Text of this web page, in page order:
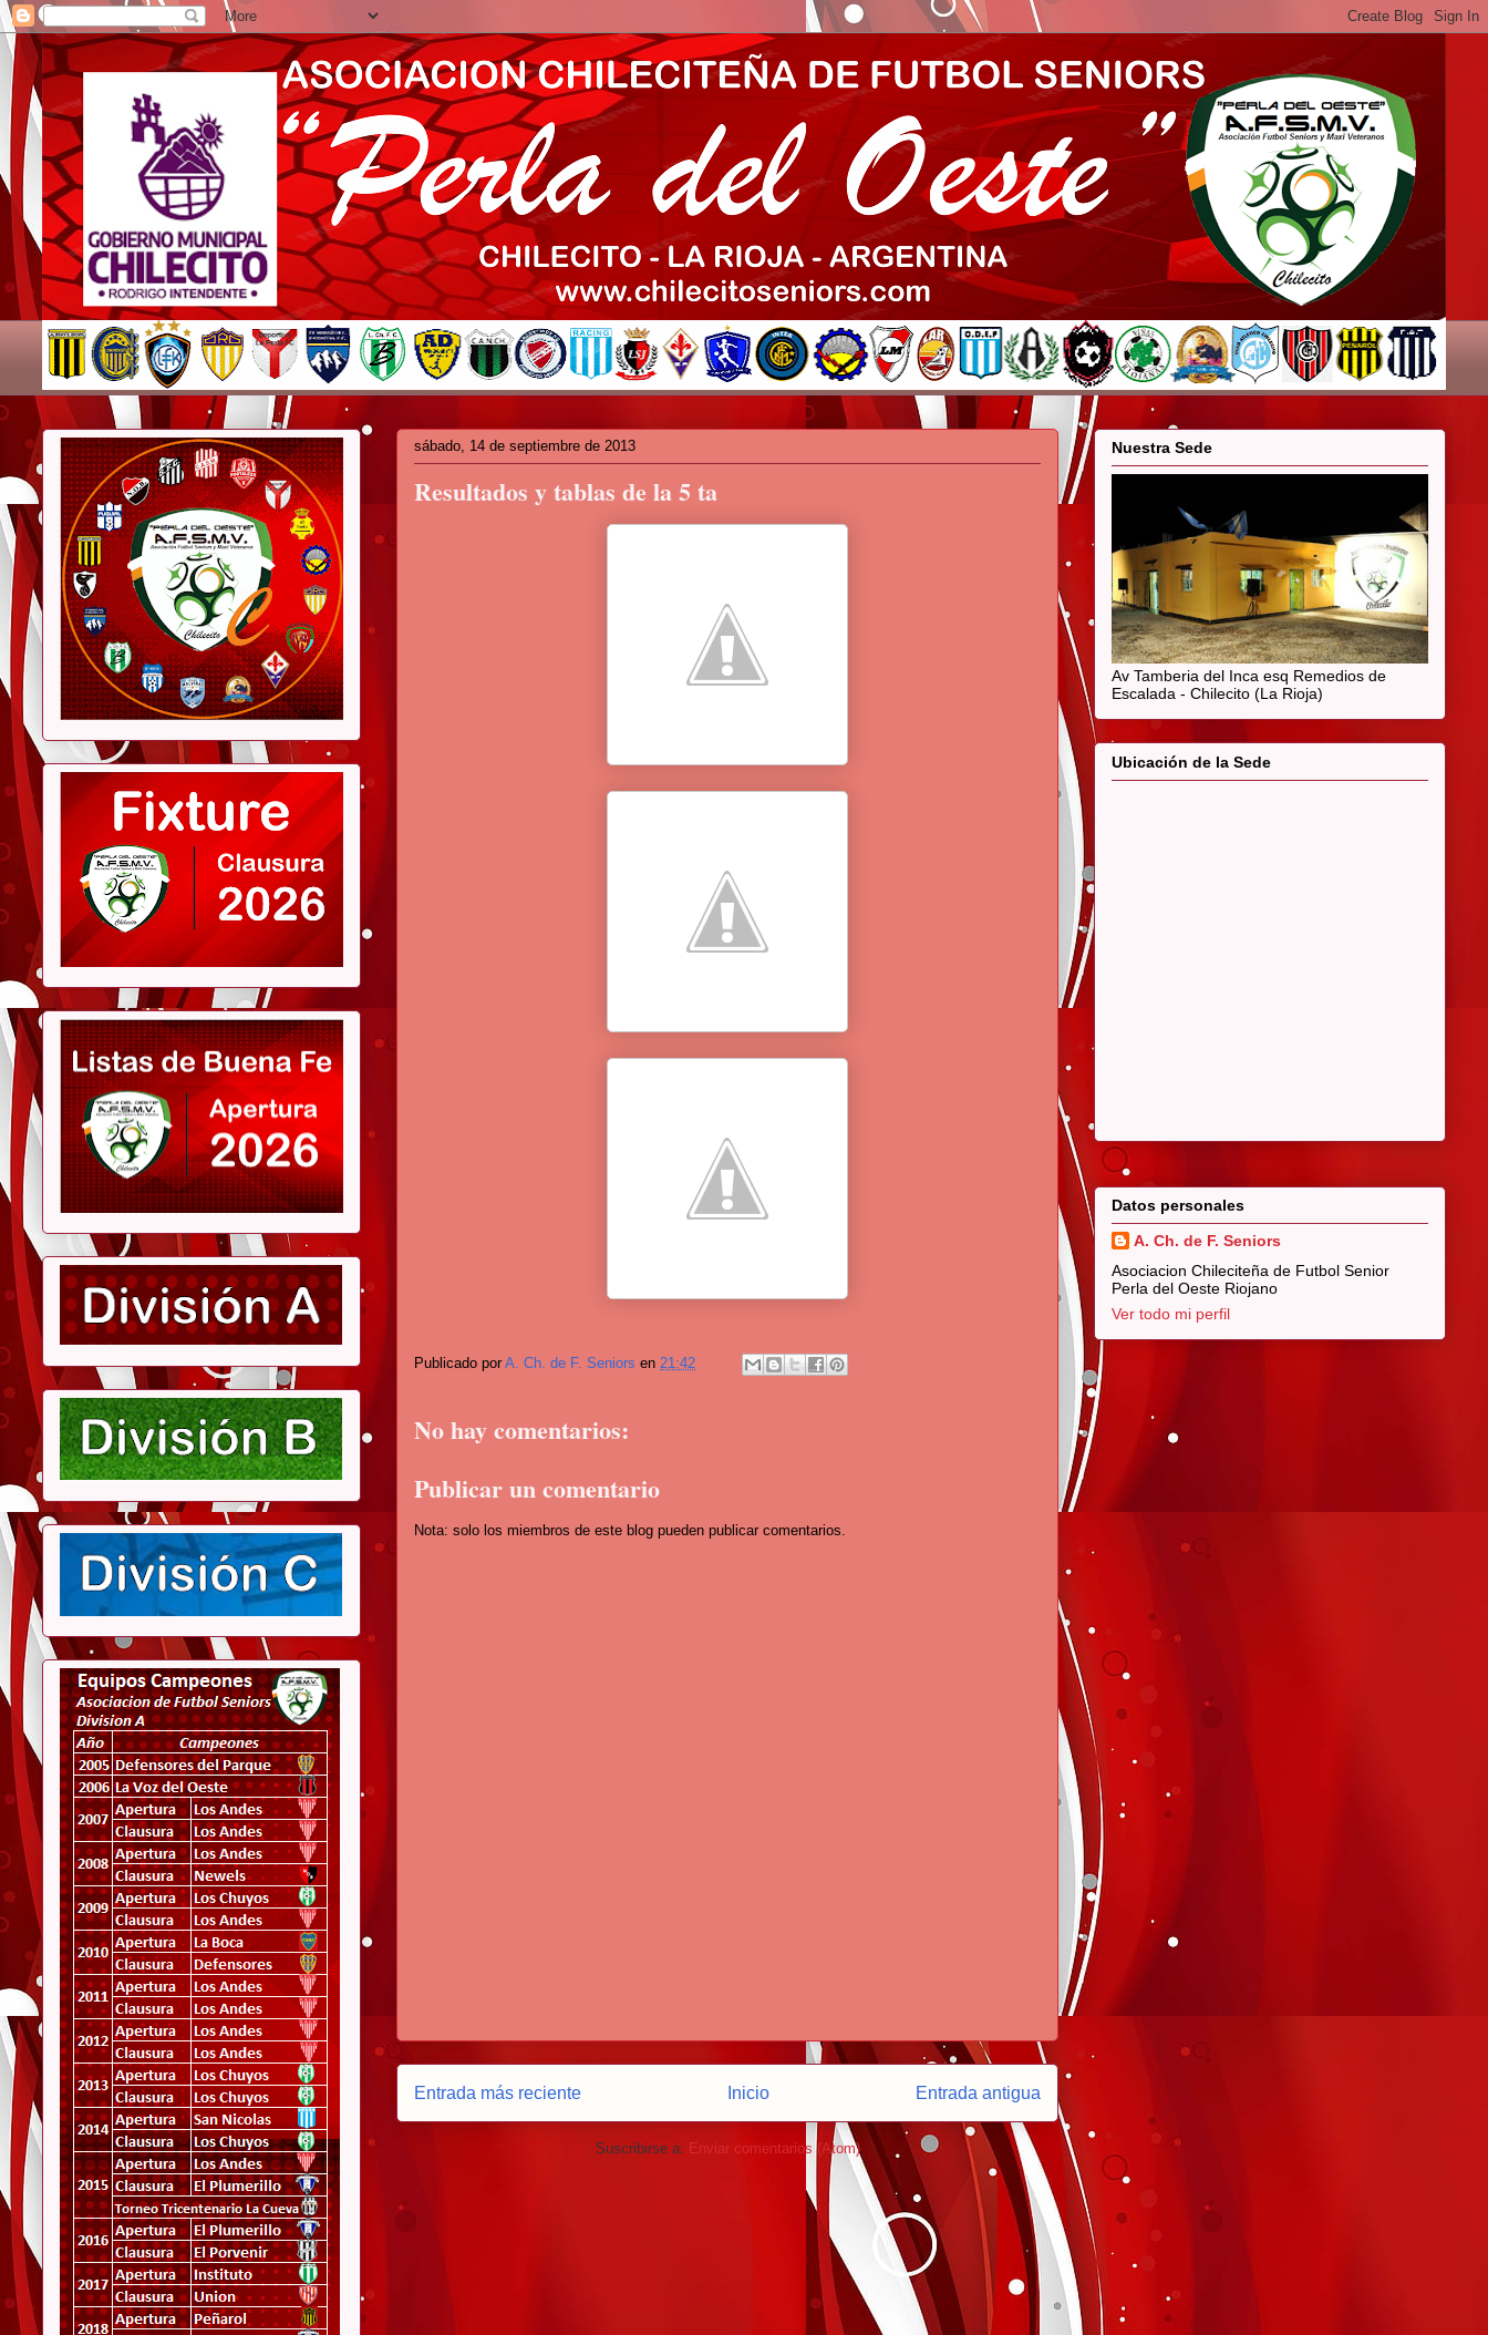
sábado, 14 de septiembre de 2013
Resultados y tablas de la 5 ta
Publicado porA. Ch. de F. Seniors en 21:42
No hay comentarios:
Publicar un comentario
Nota: solo los miembros de este blog pueden publicar comentarios.
Entrada más reciente Entrada antigua
Inicio
Suscribirse a: Enviar comentarios (Atom)
Nuestra Sede
Av Tamberia del Inca esq Remedios de
Escalada - Chilecito (La Rioja)
Ubicación de la Sede
Datos personales
A. Ch. de F. Seniors
Asociacion Chileciteña de Futbol Senior
Perla del Oeste Riojano
Ver todo mi perfil